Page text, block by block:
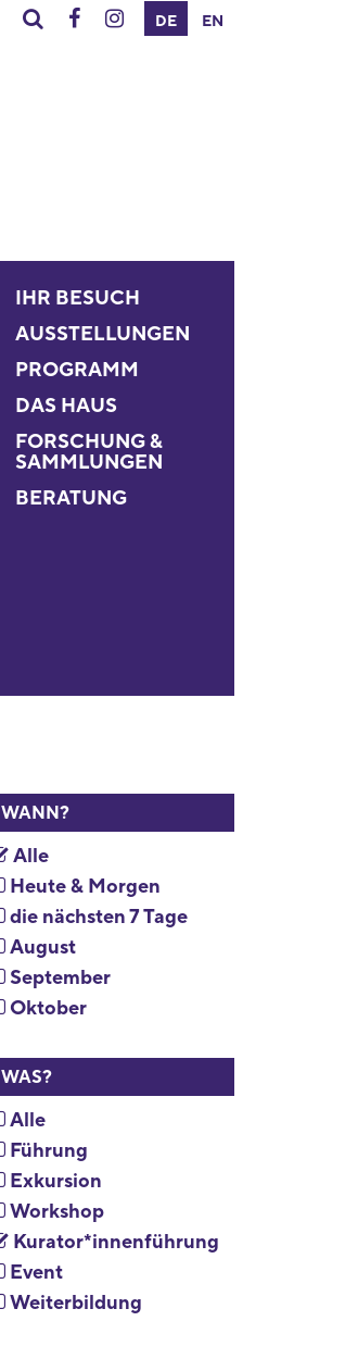
DE EN
IHR BESUCH
AUSSTELLUNGEN
PROGRAMM
DAS HAUS
FORSCHUNG &
SAMMLUNGEN
BERATUNG
WANN?
Alle
Heute & Morgen
die nächsten 7 Tage
August
September
Oktober
WAS?
Alle
Führung
Exkursion
Workshop
Kurator*innenführung
Event
Weiterbildung